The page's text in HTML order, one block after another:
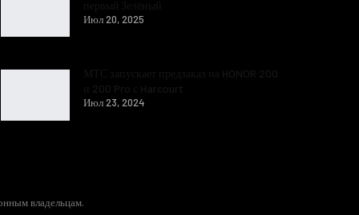
Июл 20, 2025
Июл 23, 2024
владельцам.